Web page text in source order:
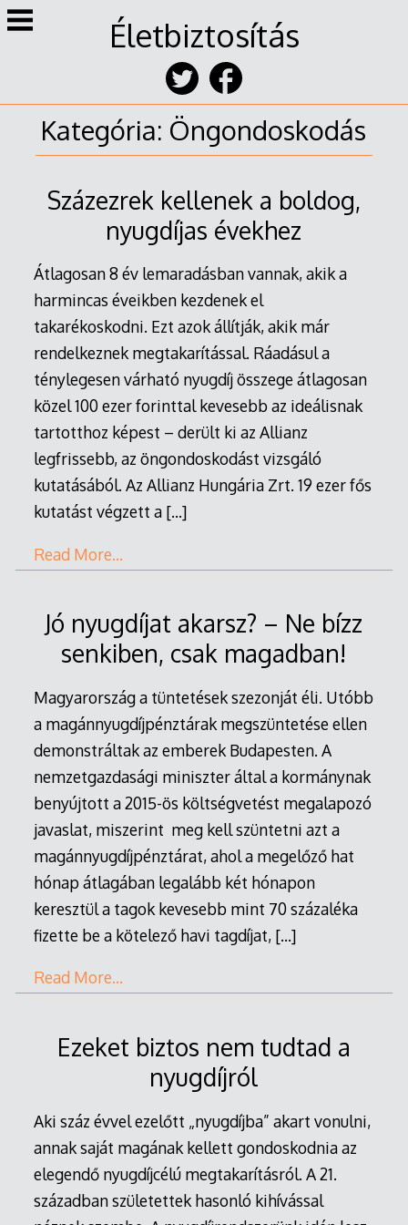
Skip
to
Életbiztosítás
Kategória: Öngondoskodás
Százezrek kellenek a boldog,
nyugdíjas évekhez
Átlagosan 8 év lemaradásban vannak, akik a
harmincas éveikben kezdenek el
takarékoskodni. Ezt azok állítják, akik már
rendelkeznek megtakarítással. Ráadásul a
ténylegesen várható nyugdíj összege átlagosan
közel 100 ezer forinttal kevesebb az ideálisnak
tartotthoz képest – derült ki az Allianz
legfrissebb, az öngondoskodást vizsgáló
kutatásából. Az Allianz Hungária Zrt. 19 ezer fős
kutatást végzett a […]
Read More…
Jó nyugdíjat akarsz? – Ne bízz
senkiben, csak magadban!
Magyarország a tüntetések szezonját éli. Utóbb
a magánnyugdíjpénztárak megszüntetése ellen
demonstráltak az emberek Budapesten. A
nemzetgazdasági miniszter által a kormánynak
benyújtott a 2015-ös költségvetést megalapozó
javaslat, miszerint meg kell szüntetni azt a
magánnyugdíjpénztárat, ahol a megelőző hat
hónap átlagában legalább két hónapon
keresztül a tagok kevesebb mint 70 százaléka
fizette be a kötelező havi tagdíjat, […]
Read More…
Ezeket biztos nem tudtad a
nyugdíjról
Aki száz évvel ezelőtt „nyugdíjba” akart vonulni,
annak saját magának kellett gondoskodnia az
elegendő nyugdíjcélú megtakarításról. A 21.
században születettek hasonló kihívással